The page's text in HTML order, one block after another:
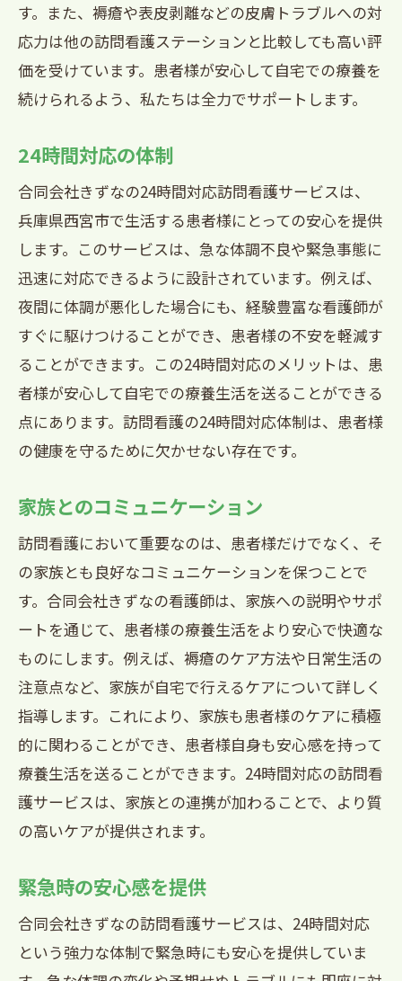
す。また、褥瘡や表皮剥離などの皮膚トラブルへの対
応力は他の訪問看護ステーションと比較しても高い評
価を受けています。患者様が安心して自宅での療養を
続けられるよう、私たちは全力でサポートします。
24時間対応の体制
合同会社きずなの24時間対応訪問看護サービスは、
兵庫県西宮市で生活する患者様にとっての安心を提供
します。このサービスは、急な体調不良や緊急事態に
迅速に対応できるように設計されています。例えば、
夜間に体調が悪化した場合にも、経験豊富な看護師が
すぐに駆けつけることができ、患者様の不安を軽減す
ることができます。この24時間対応のメリットは、患
者様が安心して自宅での療養生活を送ることができる
点にあります。訪問看護の24時間対応体制は、患者様
の健康を守るために欠かせない存在です。
家族とのコミュニケーション
訪問看護において重要なのは、患者様だけでなく、そ
の家族とも良好なコミュニケーションを保つことで
す。合同会社きずなの看護師は、家族への説明やサポ
ートを通じて、患者様の療養生活をより安心で快適な
ものにします。例えば、褥瘡のケア方法や日常生活の
注意点など、家族が自宅で行えるケアについて詳しく
指導します。これにより、家族も患者様のケアに積極
的に関わることができ、患者様自身も安心感を持って
療養生活を送ることができます。24時間対応の訪問看
護サービスは、家族との連携が加わることで、より質
の高いケアが提供されます。
緊急時の安心感を提供
合同会社きずなの訪問看護サービスは、24時間対応
という強力な体制で緊急時にも安心を提供していま